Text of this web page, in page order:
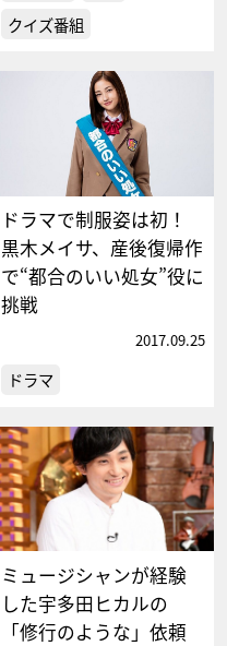
クイズ番組
ドラマで制服姿は初！
黒木メイサ、産後復帰作
で“都合のいい処女”役に
挑戦
2017.09.25
ドラマ
ミュージシャンが経験
した宇多田ヒカルの
「修行のような」依頼